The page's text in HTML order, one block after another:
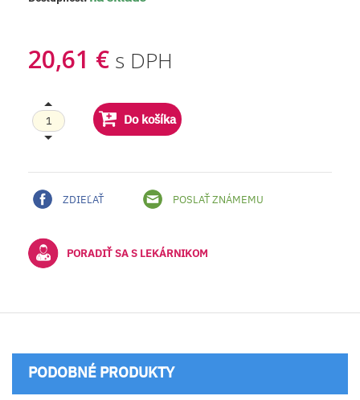
20,61 € s DPH
Do košíka
ZDIEĽAŤ POSLAŤ ZNÁMEMU
PORADIŤ SA S LEKÁRNIKOM
PODOBNÉ PRODUKTY